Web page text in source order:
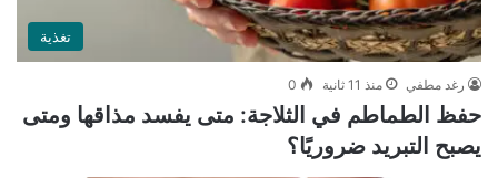
تغذية
رغد مطفي منذ 11 ثانية 0
حفظ الطماطم في الثلاجة: متى يفسد مذاقها ومتى
يصبح التبريد ضروريًا؟